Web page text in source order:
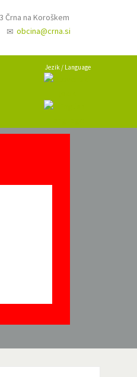
Črna na Koroškem
obcina@crna.si
Jezik / Language